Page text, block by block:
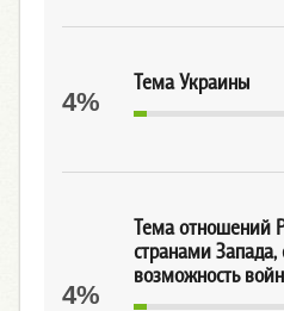
Тема Украины
4%
Тема отношений
странами Запада,
возможность
4%